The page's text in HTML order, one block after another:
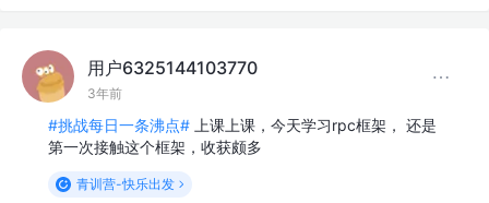
用户6325144103770
3年前
#挑战每日一条沸点# 上课上课，今天学习rpc框架， 还是
第一次接触这个框架，收获颇多
青训营-快乐出发